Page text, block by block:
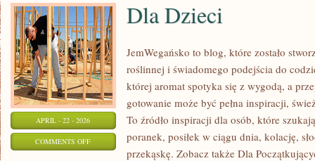
APRIL - 22 - 2026
COMMENTS OFFON
Dla Dzieci
JemWegańsko to blog, które zostało
roślinnej i świadomego podejścia do
której aromat spotyka się z wygodą, a
gotowanie może być pełna inspiracji,
To źródło inspiracji dla osób, które
poranek, posiłek w ciągu dnia, kolację,
przekąskę. Zobacz także Dla